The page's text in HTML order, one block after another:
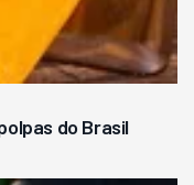
do Brasil